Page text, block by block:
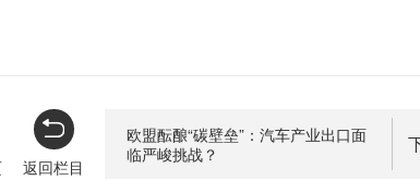
返回栏目
欧盟酝酿“碳壁垒”：汽车产业出口面
临严峻挑战？